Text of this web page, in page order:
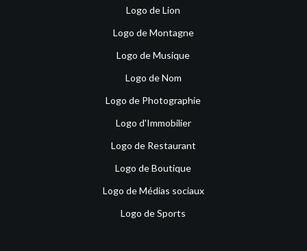
Logo de Lion
Logo de Montagne
Logo de Musique
Logo de Nom
Logo de Photographie
Logo d'Immobilier
Logo de Restaurant
Logo de Boutique
Logo de Médias sociaux
Logo de Sports